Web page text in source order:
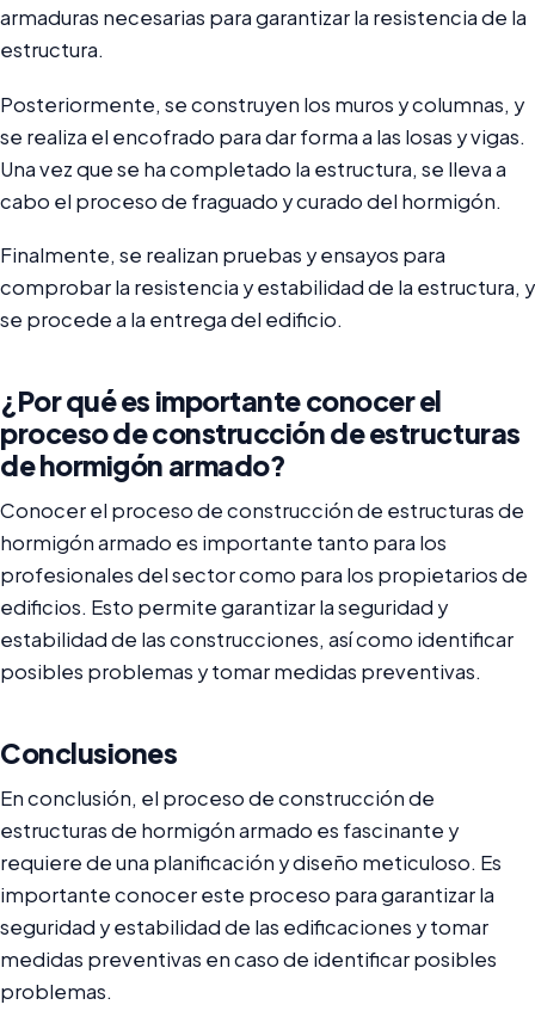
armaduras necesarias para garantizar la resistencia de la
estructura.
Posteriormente, se construyen los muros y columnas, y
se realiza el encofrado para dar forma a las losas y vigas.
Una vez que se ha completado la estructura, se lleva a
cabo el proceso de fraguado y curado del hormigón.
Finalmente, se realizan pruebas y ensayos para
comprobar la resistencia y estabilidad de la estructura, y
se procede a la entrega del edificio.
¿Por qué es importante conocer el
proceso de construcción de estructuras
de hormigón armado?
Conocer el proceso de construcción de estructuras de
hormigón armado es importante tanto para los
profesionales del sector como para los propietarios de
edificios. Esto permite garantizar la seguridad y
estabilidad de las construcciones, así como identificar
posibles problemas y tomar medidas preventivas.
Conclusiones
En conclusión, el proceso de construcción de
estructuras de hormigón armado es fascinante y
requiere de una planificación y diseño meticuloso. Es
importante conocer este proceso para garantizar la
seguridad y estabilidad de las edificaciones y tomar
medidas preventivas en caso de identificar posibles
problemas.